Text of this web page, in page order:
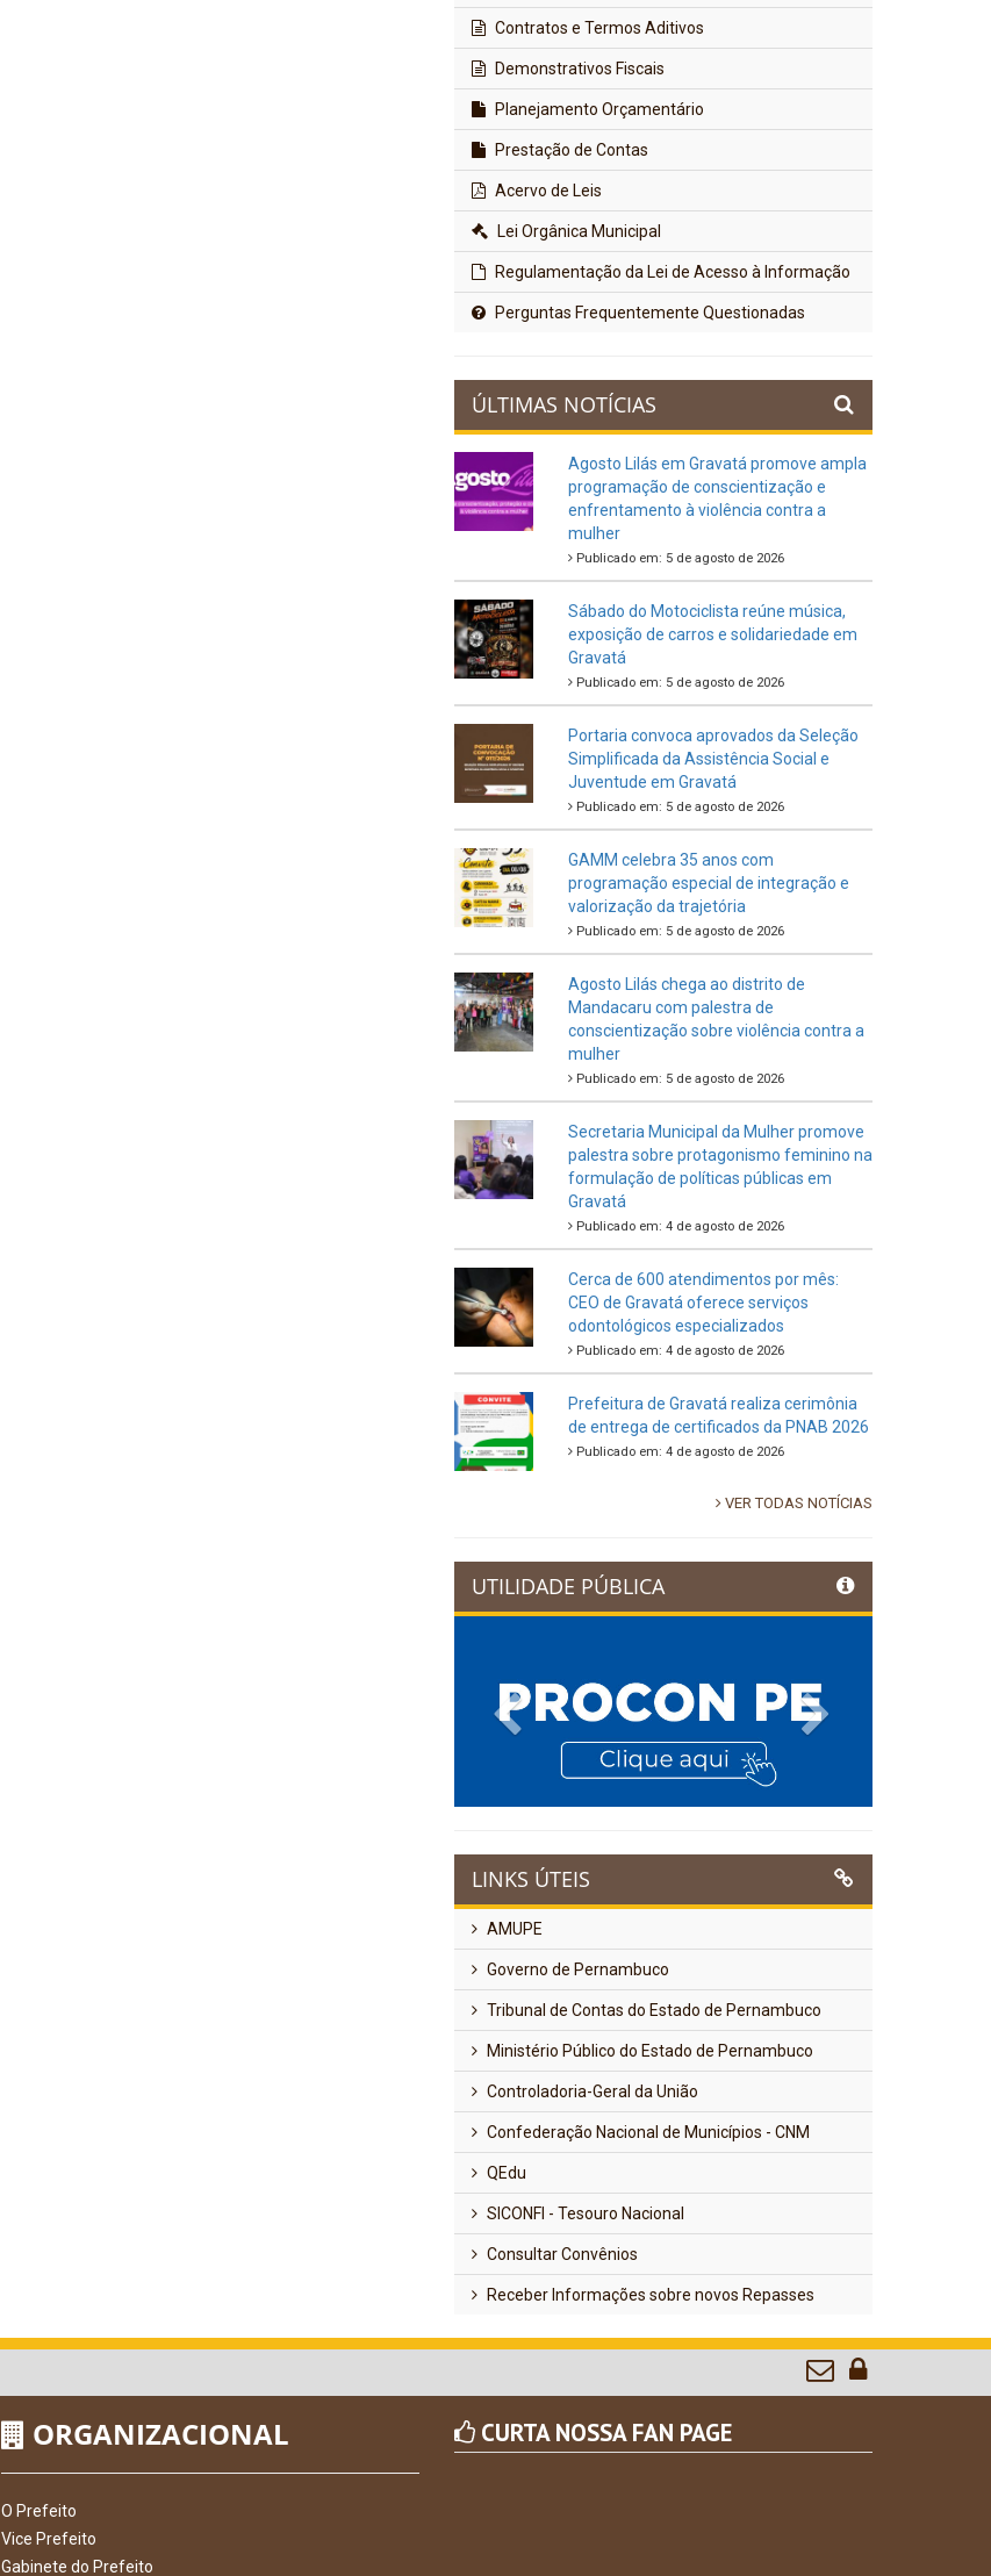
Contratos e Termos Aditivos
Demonstrativos Fiscais
Planejamento Orçamentário
Prestação de Contas
Acervo de Leis
Lei Orgânica Municipal
Regulamentação da Lei de Acesso à Informação
Perguntas Frequentemente Questionadas
ÚLTIMAS NOTÍCIAS
Agosto Lilás em Gravatá promove ampla
programação de conscientização e
enfrentamento à violência contra a
mulher
Publicado em: 5 de agosto de 2026
Sábado do Motociclista reúne música,
exposição de carros e solidariedade em
Gravatá
Publicado em: 5 de agosto de 2026
Portaria convoca aprovados da Seleção
Simplificada da Assistência Social e
Juventude em Gravatá
Publicado em: 5 de agosto de 2026
GAMM celebra 35 anos com
programação especial de integração e
valorização da trajetória
Publicado em: 5 de agosto de 2026
Agosto Lilás chega ao distrito de
Mandacaru com palestra de
conscientização sobre violência contra a
mulher
Publicado em: 5 de agosto de 2026
Secretaria Municipal da Mulher promove
palestra sobre protagonismo feminino na
formulação de políticas públicas em
Gravatá
Publicado em: 4 de agosto de 2026
Cerca de 600 atendimentos por mês:
CEO de Gravatá oferece serviços
odontológicos especializados
Publicado em: 4 de agosto de 2026
Prefeitura de Gravatá realiza cerimônia
de entrega de certificados da PNAB 2026
Publicado em: 4 de agosto de 2026
VER TODAS NOTÍCIAS
UTILIDADE PÚBLICA
Previous
LINKS ÚTEIS
AMUPE
Governo de Pernambuco
Tribunal de Contas do Estado de Pernambuco
Ministério Público do Estado de Pernambuco
Controladoria-Geral da União
Confederação Nacional de Municípios - CNM
QEdu
SICONFI - Tesouro Nacional
Consultar Convênios
Receber Informações sobre novos Repasses
ORGANIZACIONAL
O Prefeito
Vice Prefeito
Gabinete do Prefeito
CURTA NOSSA FAN PAGE